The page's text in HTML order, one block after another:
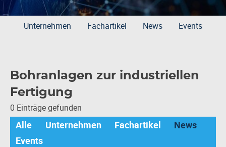
Unternehmen Fachartikel News Events
Bohranlagen zur industriellen
Fertigung
0 Einträge gefunden
Alle Unternehmen Fachartikel
News
Events